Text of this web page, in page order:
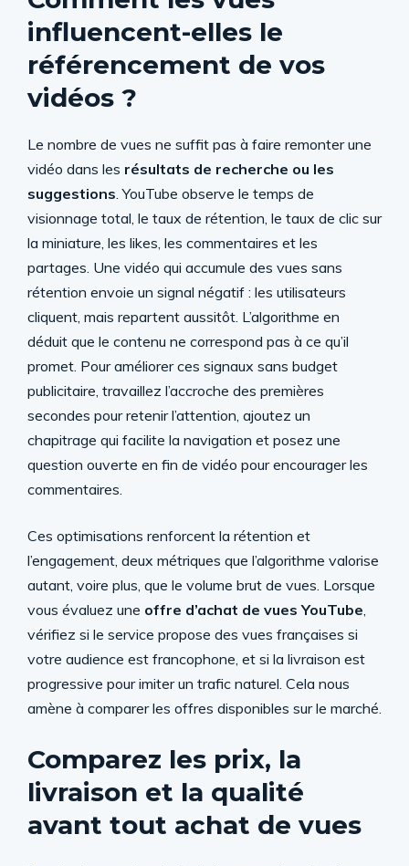
influencent-elles le
référencement de vos
vidéos ?
Le nombre de vues ne suffit pas à faire remonter une
vidéo dans les résultats de recherche ou les
suggestions . YouTube observe le temps de
visionnage total, le taux de rétention, le taux de clic sur
la miniature, les likes, les commentaires et les
partages. Une vidéo qui accumule des vues sans
rétention envoie un signal négatif : les utilisateurs
cliquent, mais repartent aussitôt. L’algorithme en
déduit que le contenu ne correspond pas à ce qu’il
promet. Pour améliorer ces signaux sans budget
publicitaire, travaillez l’accroche des premières
secondes pour retenir l’attention, ajoutez un
chapitrage qui facilite la navigation et posez une
question ouverte en fin de vidéo pour encourager les
commentaires.
Ces optimisations renforcent la rétention et
l’engagement, deux métriques que l’algorithme valorise
autant, voire plus, que le volume brut de vues. Lorsque
vous évaluez une offre d’achat de vues YouTube
vérifiez si le service propose des vues françaises si
votre audience est francophone, et si la livraison est
progressive pour imiter un trafic naturel. Cela nous
amène à comparer les offres disponibles sur le marché.
Comparez les prix, la
livraison et la qualité
avant tout achat de vues